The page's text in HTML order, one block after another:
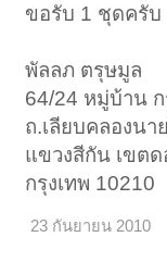
ขอรับ 1 ชุดครับ
พัลลภ ตรุษมูล
64/24 หมู่บ้าน ก
ถ.เลียบคลองนา
แขวงสีกัน เขตด
กรุงเทพ 10210
23 กันยายน 2010